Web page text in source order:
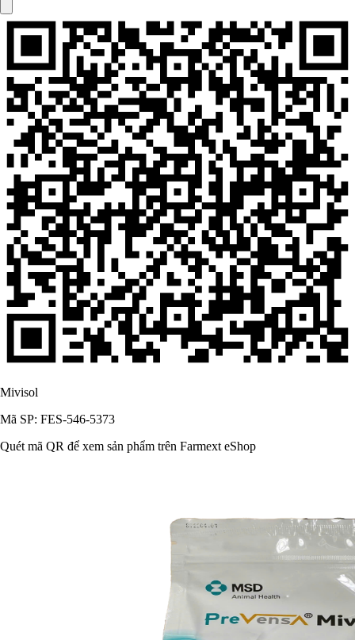
Mivisol
Mã SP: FES-546-5373
Quét mã QR để xem sản phẩm trên Farmext eShop